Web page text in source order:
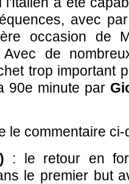
avec
occasion de
de
trop important
90e minute par
le commentaire
: le retour en
le premier but